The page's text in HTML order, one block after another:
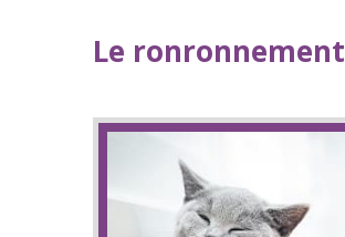
Le ronronnement